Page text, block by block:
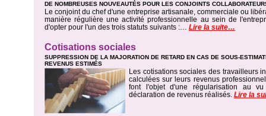
DE NOMBREUSES NOUVEAUTÉS POUR LES CONJOINTS
Le conjoint du chef d'une entreprise artisanale, commerciale ou
manière régulière une activité professionnelle au sein de
d'opter pour l'un des trois statuts suivants :… Lire la suite…
Cotisations sociales
SUPPRESSION DE LA MAJORATION DE RETARD EN CAS DE SOUS-
REVENUS ESTIMÉS
Les cotisations sociales des travailleurs
calculées sur leurs revenus
font l'objet d'une régularisation au
déclaration de revenus réalisés. Lire la